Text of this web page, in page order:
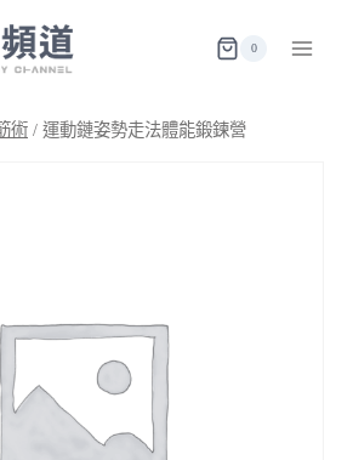
0
術 / 運動鏈姿勢走法體能鍛鍊營